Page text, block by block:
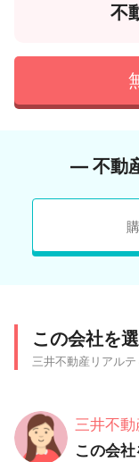
不
― 不動
この会社を
三井不動産リアル
三井不
この会